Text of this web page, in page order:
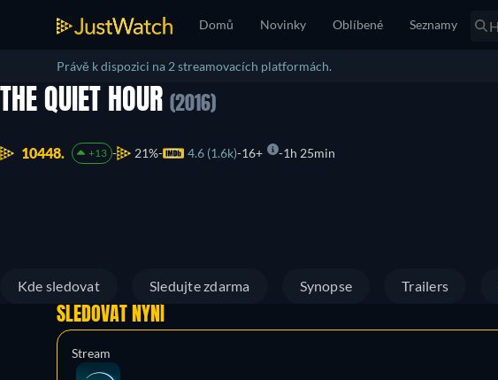
Domů Novinky Oblíbené Seznamy
Právě k dispozici na 2 streamovacích platformách.
THE QUIET HOUR (2016)
10448. +13 21% 4.6 (1.6k) 16+ 1h 25min
Kde sledovat Sledujte zdarma Synopse Trailers
SLEDOVAT NYNÍ
Stream